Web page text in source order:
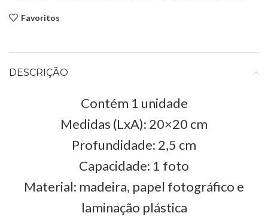
Favoritos
DESCRIÇÃO
Contém 1 unidade
Medidas (LxA): 20×20 cm
Profundidade: 2,5 cm
Capacidade: 1 foto
Material: madeira, papel fotográfico e
laminação plástica